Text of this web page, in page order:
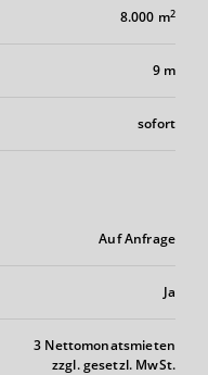
8.000 m2
9 m
sofort
Auf Anfrage
Ja
3 Nettomonatsmieten
zzgl. gesetzl. MwSt.